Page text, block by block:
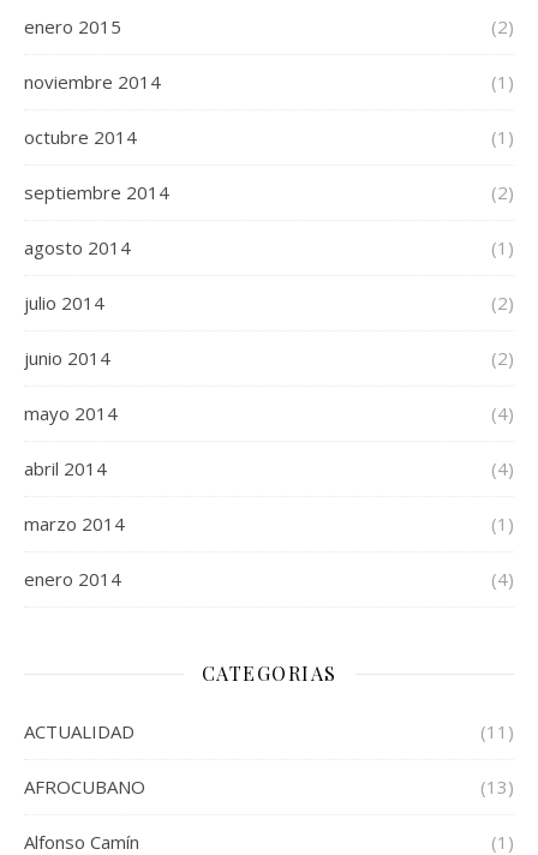
enero 2015 (2)
noviembre 2014 (1)
octubre 2014 (1)
septiembre 2014 (2)
agosto 2014 (1)
julio 2014 (2)
junio 2014 (2)
mayo 2014 (4)
abril 2014 (4)
marzo 2014 (1)
enero 2014 (4)
CATEGORIAS
ACTUALIDAD (11)
AFROCUBANO (13)
Alfonso Camín (1)